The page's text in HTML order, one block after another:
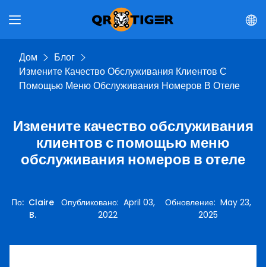
Дом
Блог
Измените Качество Обслуживания Клиентов С
Помощью Меню Обслуживания Номеров В Отеле
Измените качество обслуживания
клиентов с помощью меню
обслуживания номеров в отеле
По: Claire
B.
Опубликовано: April 03,
2022
Обновление:May 23,
2025